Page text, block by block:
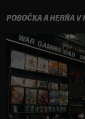
POBOČKA A HERŇA V